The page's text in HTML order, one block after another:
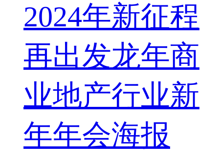
2024年新征程
再出发龙年商
业地产行业新
年年会海报